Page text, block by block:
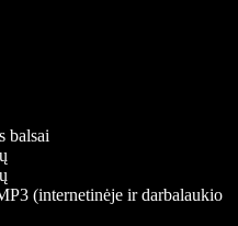
balsai
(internetinėje ir darbalaukio